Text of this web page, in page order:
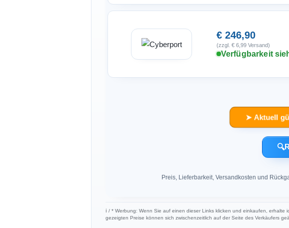
€ 246,90
(zzgl. € 6,99 Versand)
Verfügbarkeit
➤ Aktuell
🔍
Preis, Lieferbarkeit, Versandkosten und
ℹ︎ / * Werbung: Wenn Sie auf einen dieser Links klicken und einkaufen,
gezeigten Preise können sich zwischenzeitlich auf der Seite des Verkäufers